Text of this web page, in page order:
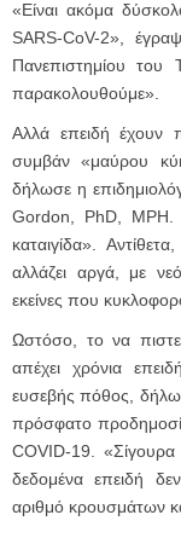
«Είναι ακόμα
SARS-CoV-2»,
Πανεπιστημίου
παρακολουθούμε».
Αλλά επειδή έχουν
συμβάν «μαύρου
δήλωσε η
Gordon, PhD, MPH.
καταιγίδα».
αλλάζει αργά, με
εκείνες που
Ωστόσο, το να
απέχει χρόνια
ευσεβής πόθος,
πρόσφατο
COVID-19. «Σίγουρα
δεδομένα επειδή
αριθμό κρουσμάτων